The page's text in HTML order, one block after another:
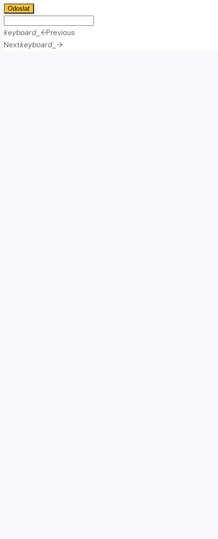
Odoslať
keyboard_arrow_leftPrevious
Nextkeyboard_arrow_right